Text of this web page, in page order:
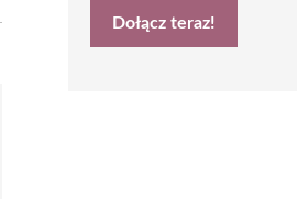
Dołącz teraz!